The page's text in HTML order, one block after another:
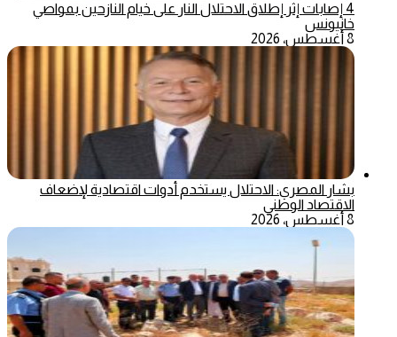
4 إصابات إثر إطلاق الاحتلال النار على خيام النازحين بمواصي
خانيونس
8 أغسطس، 2026
بشار المصري: الاحتلال يستخدم أدوات اقتصادية لإضعاف
الاقتصاد الوطني
8 أغسطس، 2026